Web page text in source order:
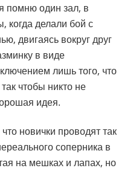
один зал, в
когда делали бой с
двигаясь вокруг друг
в виде
лишь того, что
чтобы никто не
идея.
новички проводят так
соперника в
на мешках и лапах, но